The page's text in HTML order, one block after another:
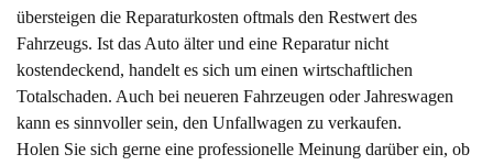
übersteigen die Reparaturkosten oftmals den Restwert des
Fahrzeugs. Ist das Auto älter und eine Reparatur nicht
kostendeckend, handelt es sich um einen wirtschaftlichen
Totalschaden. Auch bei neueren Fahrzeugen oder Jahreswagen
kann es sinnvoller sein, den Unfallwagen zu verkaufen.
Holen Sie sich gerne eine professionelle Meinung darüber ein, ob